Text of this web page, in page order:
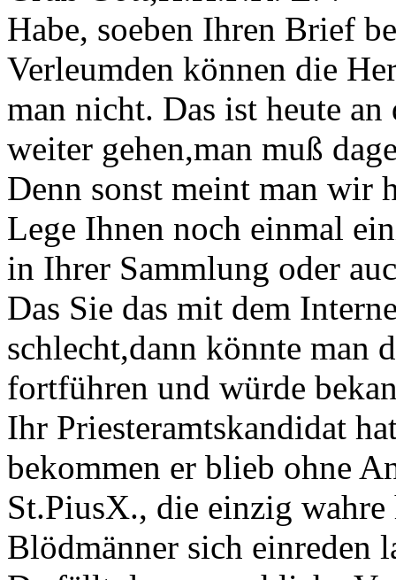
Habe, soeben Ihren Brief
Verleumden können die
man nicht. Das ist heute
weiter gehen,man muß
Denn sonst meint man wir
Lege Ihnen noch einmal
in Ihrer Sammlung oder
Das Sie das mit dem
schlecht,dann könnte man
fortführen und würde
Ihr Priesteramtskandidat
bekommen er blieb ohne
St.PiusX., die einzig
Blödmänner sich einreden